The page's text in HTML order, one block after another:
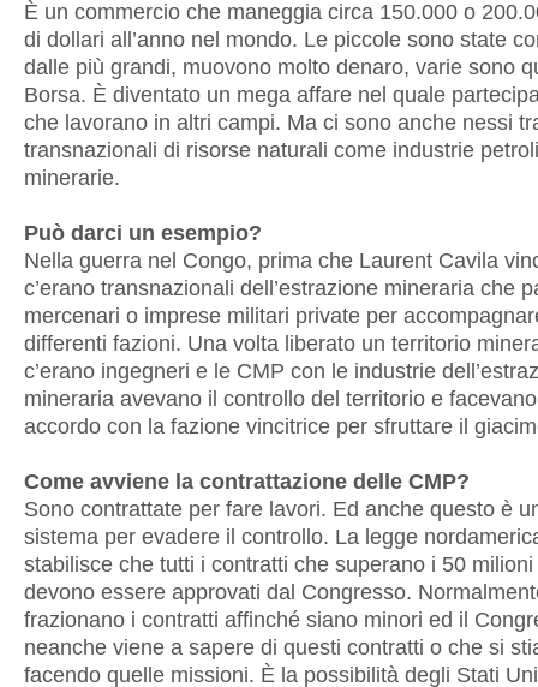
È un commercio che maneggia circa 150.000 o
di dollari all’anno nel mondo. Le piccole sono state
dalle più grandi, muovono molto denaro, varie sono
Borsa. È diventato un mega affare nel quale
che lavorano in altri campi. Ma ci sono anche nessi
transnazionali di risorse naturali come industrie
minerarie.
Può darci un esempio?
Nella guerra nel Congo, prima che Laurent Cavila
c’erano transnazionali dell’estrazione mineraria che
mercenari o imprese militari private per
differenti fazioni. Una volta liberato un territorio
c’erano ingegneri e le CMP con le industrie
mineraria avevano il controllo del territorio e
accordo con la fazione vincitrice per sfruttare il
Come avviene la contrattazione delle CMP?
Sono contrattate per fare lavori. Ed anche questo è
sistema per evadere il controllo. La legge
stabilisce che tutti i contratti che superano i 50
devono essere approvati dal Congresso.
frazionano i contratti affinché siano minori ed il
neanche viene a sapere di questi contratti o che si
facendo quelle missioni. È la possibilità degli Stati